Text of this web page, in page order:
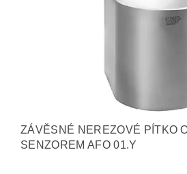
ZÁVĚSNÉ NEREZOVÉ PÍTKO
SENZOREM AFO 01.Y